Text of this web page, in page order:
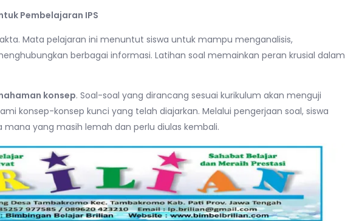
Pembelajaran IPS
Mata pelajaran ini menuntut siswa untuk mampu menganalisis,
berbagai informasi. Latihan soal memainkan peran krusial dalam
konsep. Soal-soal yang dirancang sesuai kurikulum akan menguji
konsep-konsep kunci yang telah diajarkan. Melalui pengerjaan soal, siswa
yang masih lemah dan perlu diulas kembali.